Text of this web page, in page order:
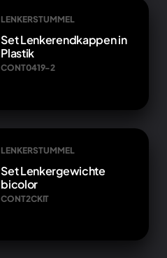
LENKERSTUMMEL
Set Lenkerendkappen in
Plastik
CONT0419-2
LENKERSTUMMEL
Set Lenkergewichte
bicolor
CONT2CKIT